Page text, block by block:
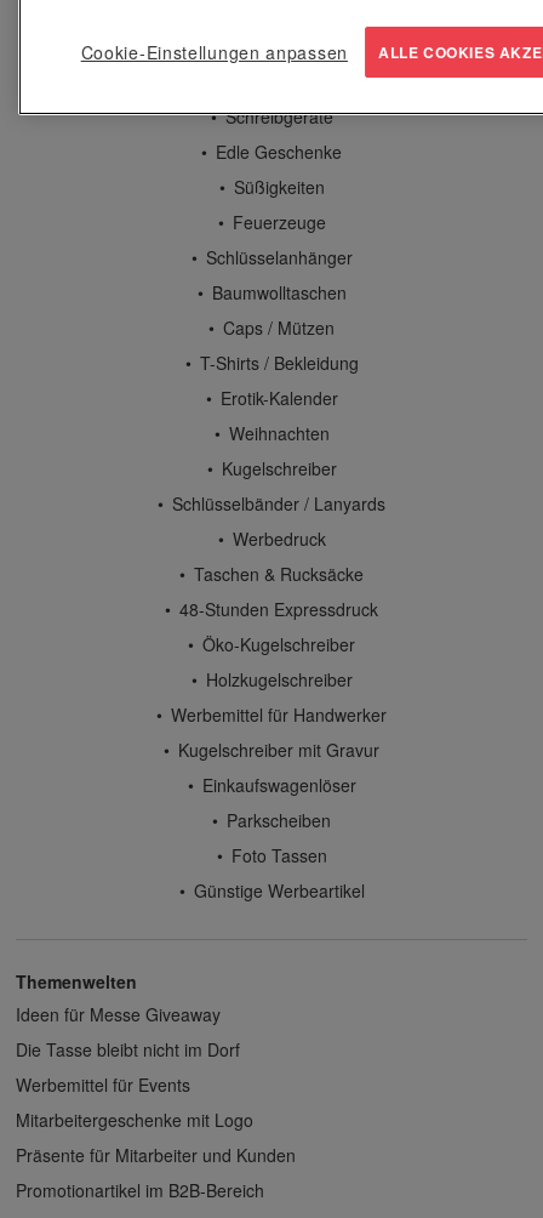
Streuartikel
Schreibgeräte
Edle Geschenke
Süßigkeiten
Feuerzeuge
Schlüsselanhänger
Baumwolltaschen
Caps / Mützen
T-Shirts / Bekleidung
Erotik-Kalender
Weihnachten
Kugelschreiber
Schlüsselbänder / Lanyards
Werbedruck
Taschen & Rucksäcke
48-Stunden Expressdruck
Öko-Kugelschreiber
Holzkugelschreiber
Werbemittel für Handwerker
Kugelschreiber mit Gravur
Einkaufswagenlöser
Parkscheiben
Foto Tassen
Günstige Werbeartikel
Themenwelten
Ideen für Messe Giveaway
Die Tasse bleibt nicht im Dorf
Werbemittel für Events
Mitarbeitergeschenke mit Logo
Präsente für Mitarbeiter und Kunden
Promotionartikel im B2B-Bereich
Cookie-Einstellungen anpassen ALLE COOKIES